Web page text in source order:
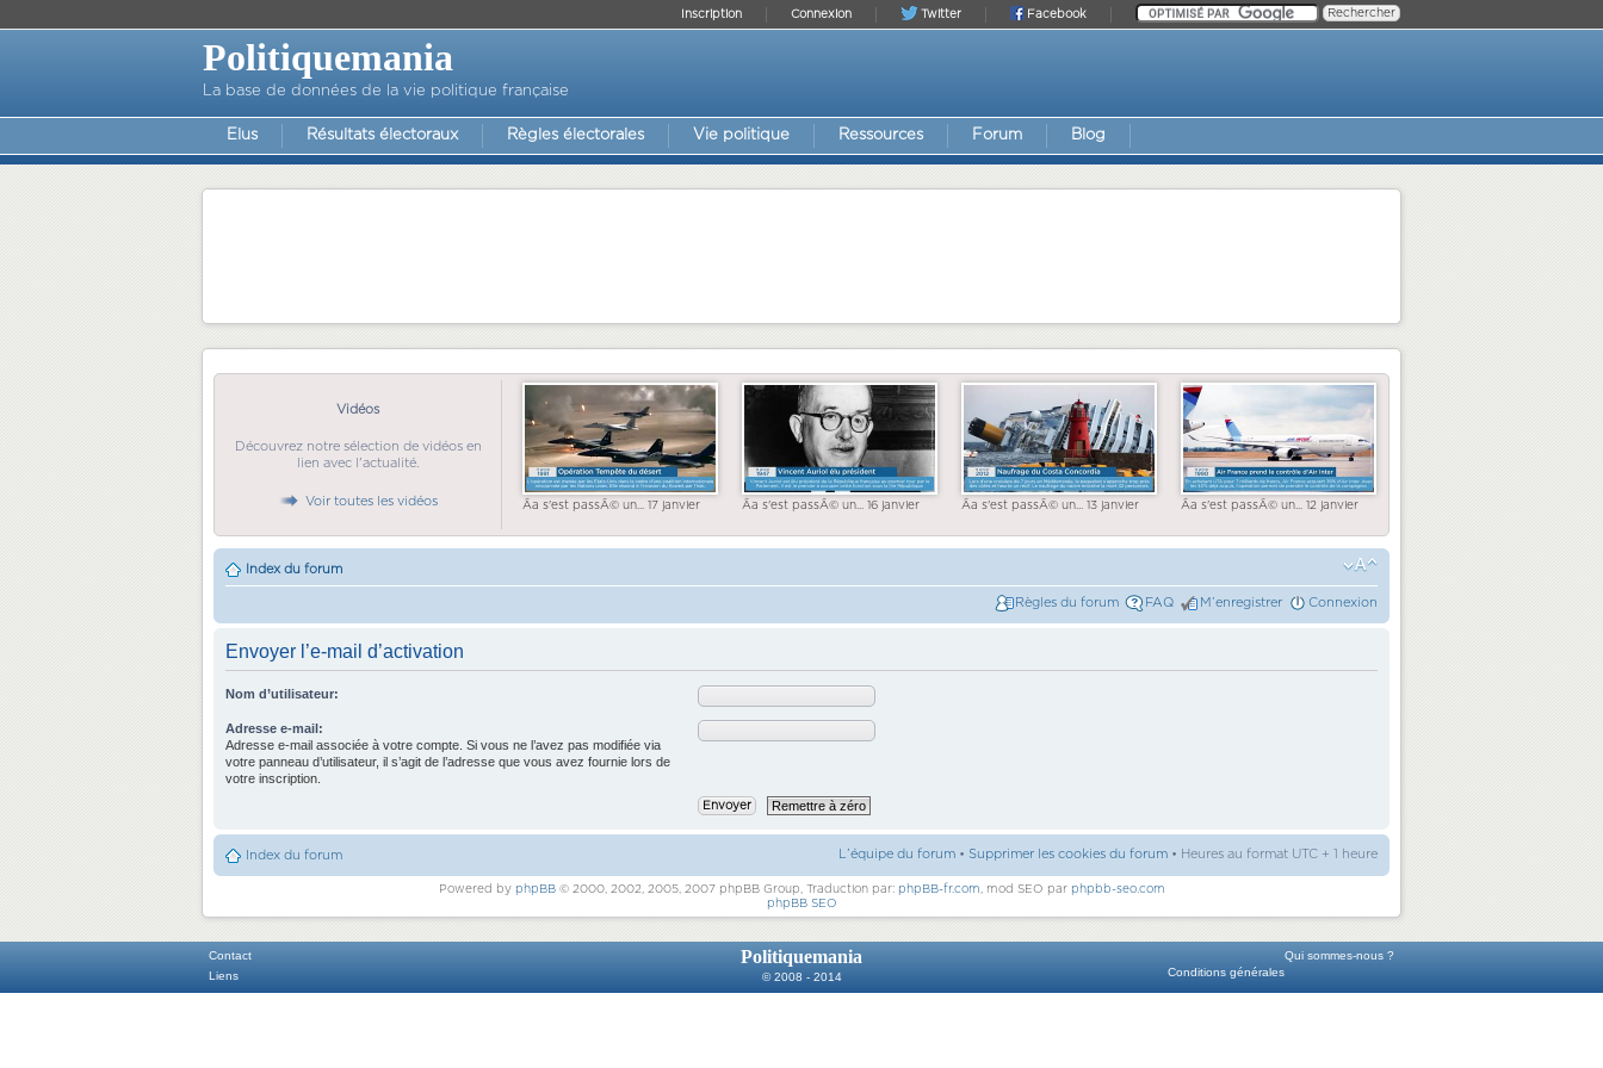
Facebook
Twitter
Connexion
Inscription
Politiquemania
La base de données de la vie politique française
Elus Résultats électoraux Règles électorales Vie politique Ressources Forum Blog
Vidéos
Découvrez notre sélection de vidéos en
lien avec l'actualité.
Voir toutes les vidéos Ãa s'est passÃ© un... 17 janvier Ãa s'est passÃ© un... 16 janvier Ãa s'est passÃ© un... 13 janvier Ãa s'est passÃ© un... 12 janvier
Index du forum
Règles du forum FAQ M’enregistrer Connexion
Envoyer l’e-mail d’activation
Nom d’utilisateur:
Adresse e-mail:
Adresse e-mail associée à votre compte. Si vous ne l’avez pas modifiée via
votre panneau d’utilisateur, il s’agit de l’adresse que vous avez fournie lors de
votre inscription.
Index du forum L’équipe du forum • Supprimer les cookies du forum • Heures au format UTC + 1 heure
Powered by phpBB© 2000, 2002, 2005, 2007 phpBB Group, Traduction par: phpBB-fr.com, mod SEO par phpbb-seo.com
phpBB SEO
Contact
Liens
Politiquemania
© 2008 - 2014
Qui sommes-nous ?
Conditions générales